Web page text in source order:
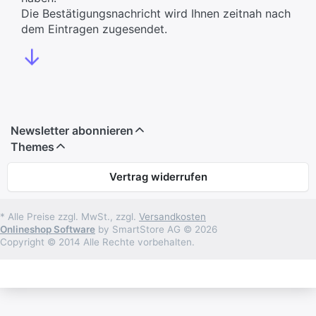
Die Bestätigungsnachricht wird Ihnen zeitnah nach
dem Eintragen zugesendet.
↓
Newsletter abonnieren
Themes
Vertrag widerrufen
* Alle Preise zzgl. MwSt., zzgl. Versandkosten
Onlineshop Software by SmartStore AG © 2026
Copyright © 2014 Alle Rechte vorbehalten.